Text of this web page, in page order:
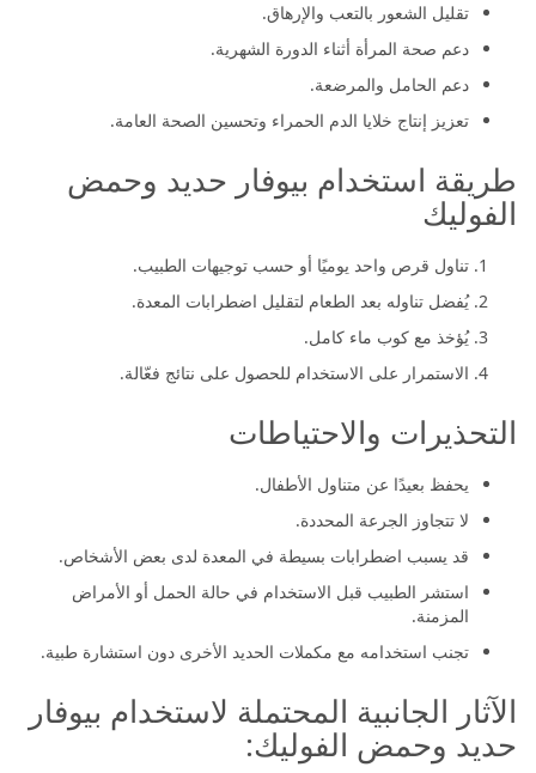
تقليل الشعور بالتعب والإرهاق.
دعم صحة المرأة أثناء الدورة الشهرية.
دعم الحامل والمرضعة.
تعزيز إنتاج خلايا الدم الحمراء وتحسين الصحة العامة.
طريقة استخدام بيوفار حديد وحمض
الفوليك
تناول قرص واحد يوميًا أو حسب توجيهات الطبيب.
يُفضل تناوله بعد الطعام لتقليل اضطرابات المعدة.
يُؤخذ مع كوب ماء كامل.
الاستمرار على الاستخدام للحصول على نتائج فعّالة.
التحذيرات والاحتياطات
يحفظ بعيدًا عن متناول الأطفال.
لا تتجاوز الجرعة المحددة.
قد يسبب اضطرابات بسيطة في المعدة لدى بعض الأشخاص.
استشر الطبيب قبل الاستخدام في حالة الحمل أو الأمراض
المزمنة.
تجنب استخدامه مع مكملات الحديد الأخرى دون استشارة طبية.
الآثار الجانبية المحتملة لاستخدام بيوفار
حديد وحمض الفوليك: